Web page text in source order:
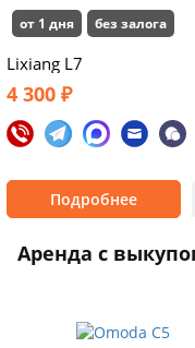
от 1 дня без залога
Lixiang L7
4 300 ₽
Подробнее
Аренда с